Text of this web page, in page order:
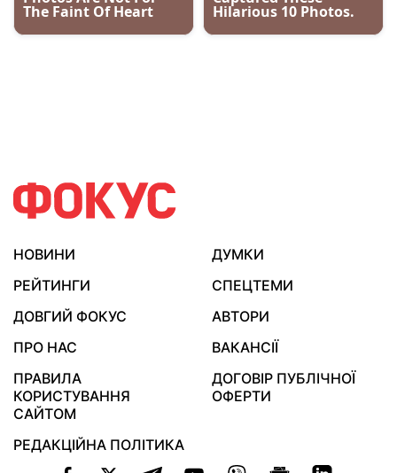
НОВИНИ
ДУМКИ
РЕЙТИНГИ
СПЕЦТЕМИ
ДОВГИЙ ФОКУС
АВТОРИ
ПРО НАС
ВАКАНСІЇ
ПРАВИЛА
КОРИСТУВАННЯ
САЙТОМ
ДОГОВІР ПУБЛІЧНОЇ
ОФЕРТИ
РЕДАКЦІЙНА ПОЛІТИКА